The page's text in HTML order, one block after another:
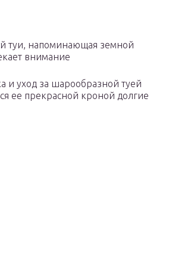
туи, напоминающая земной
внимание
и уход за шарообразной туей
ее прекрасной кроной долгие